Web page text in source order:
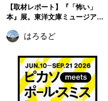
【取材レポート】『「怖い」
本』展。東洋文庫ミュージアム
い」
はろるど